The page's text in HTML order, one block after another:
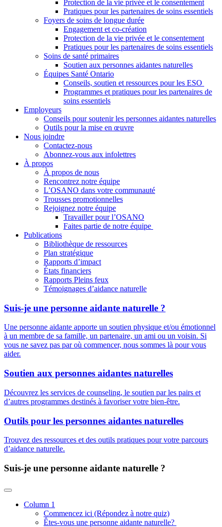
Protection de la vie privée et le consentement
Pratiques pour les partenaires de soins essentiels
Foyers de soins de longue durée
Engagement et co-création
Protection de la vie privée et le consentement
Pratiques pour les partenaires de soins essentiels
Soins de santé primaires
Soutien aux personnes aidantes naturelles
Équipes Santé Ontario
Conseils, soutien et ressources pour les ESO
Programmes et pratiques pour les partenaires de
soins essentiels
Employeurs
Conseils pour soutenir les personnes aidantes naturelles
Outils pour la mise en œuvre
Nous joindre
Contactez-nous
Abonnez-vous aux infolettres
À propos
À propos de nous
Rencontrez notre équipe
L’OSANO dans votre communauté
Trousses promotionnelles
Rejoignez notre équipe
Travailler pour l’OSANO
Faites partie de notre équipe
Publications
Bibliothèque de ressources
Plan stratégique
Rapports d’impact
États financiers
Rapports Pleins feux
Témoignages d’aidance naturelle
Suis-je une personne aidante naturelle ?
Une personne aidante apporte un soutien physique et/ou émotionnel
à un membre de sa famille, un partenaire, un ami ou un voisin. Si
vous ne savez pas par où commencer, nous sommes là pour vous
aider.
Soutien aux personnes aidantes naturelles
Découvrez les services de counseling, le soutien par les pairs et
d’autres programmes destinés à favoriser votre bien-être.
Outils pour les personnes aidantes naturelles
Trouvez des ressources et des outils pratiques pour votre parcours
d’aidance naturelle.
Suis-je une personne aidante naturelle ?
Column 1
Commencez ici (Répondez à notre quiz)
Êtes-vous une personne aidante naturelle?